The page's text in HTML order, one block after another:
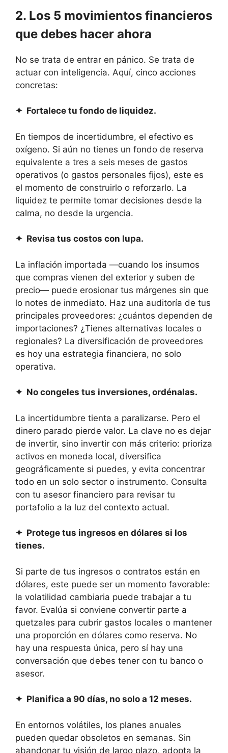
2. Los 5 movimientos financieros
que debes hacer ahora
No se trata de entrar en pánico. Se trata de
actuar con inteligencia. Aquí, cinco acciones
concretas:
✦ Fortalece tu fondo de liquidez.
En tiempos de incertidumbre, el efectivo es
oxígeno. Si aún no tienes un fondo de reserva
equivalente a tres a seis meses de gastos
operativos (o gastos personales fijos), este es
el momento de construirlo o reforzarlo. La
liquidez te permite tomar decisiones desde la
calma, no desde la urgencia.
✦ Revisa tus costos con lupa.
La inflación importada —cuando los insumos
que compras vienen del exterior y suben de
precio— puede erosionar tus márgenes sin que
lo notes de inmediato. Haz una auditoría de tus
principales proveedores: ¿cuántos dependen de
importaciones? ¿Tienes alternativas locales o
regionales? La diversificación de proveedores
es hoy una estrategia financiera, no solo
operativa.
✦ No congeles tus inversiones, ordénalas.
La incertidumbre tienta a paralizarse. Pero el
dinero parado pierde valor. La clave no es dejar
de invertir, sino invertir con más criterio: prioriza
activos en moneda local, diversifica
geográficamente si puedes, y evita concentrar
todo en un solo sector o instrumento. Consulta
con tu asesor financiero para revisar tu
portafolio a la luz del contexto actual.
✦ Protege tus ingresos en dólares si los
tienes.
Si parte de tus ingresos o contratos están en
dólares, este puede ser un momento favorable:
la volatilidad cambiaria puede trabajar a tu
favor. Evalúa si conviene convertir parte a
quetzales para cubrir gastos locales o mantener
una proporción en dólares como reserva. No
hay una respuesta única, pero sí hay una
conversación que debes tener con tu banco o
asesor.
✦ Planifica a 90 días, no solo a 12 meses.
En entornos volátiles, los planes anuales
pueden quedar obsoletos en semanas. Sin
abandonar tu visión de largo plazo, adopta la